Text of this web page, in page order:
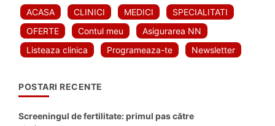
ACASA CLINICI MEDICI
SPECIALITATI
OFERTE
Contul meu
Asigurarea NN
Listeaza clinica
Programeaza-te Newsletter
POSTARI RECENTE
Screeningul de fertilitate: primul pas către